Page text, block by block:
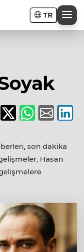
TR
son dakika
Hasan